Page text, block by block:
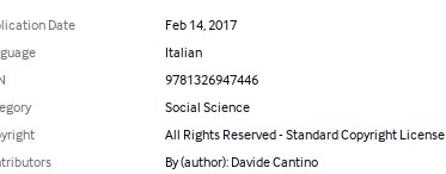
Date
Feb 14, 2017
Italian
9781326947446
Social Science
All Rights Reserved - Standard Copyright License
By (author): Davide Cantino